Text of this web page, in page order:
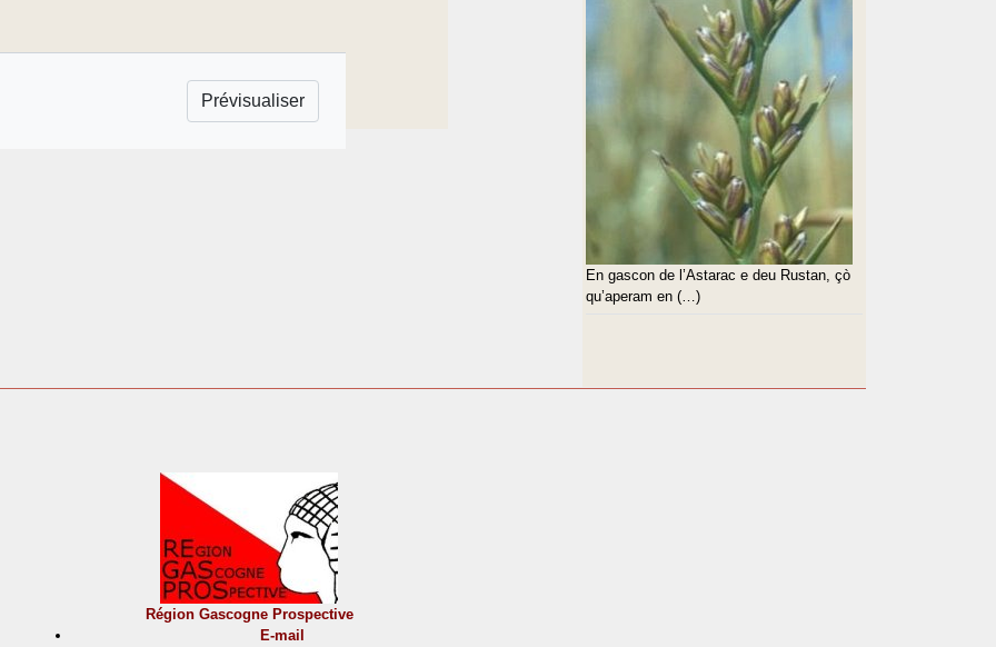
En gascon de l’Astarac e deu Rustan, çò
qu’aperam en (…)
Région Gascogne Prospective
E-mail